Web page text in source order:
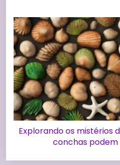
Explorando os mistérios
conchas podem